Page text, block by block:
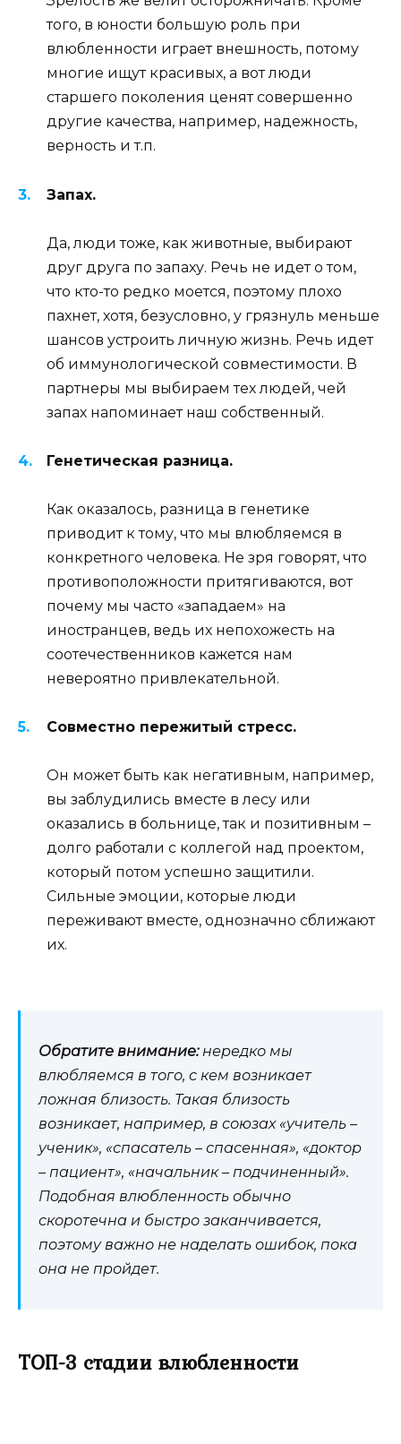
того, в юности большую роль при
влюбленности играет внешность, потому
многие ищут красивых, а вот люди
старшего поколения ценят совершенно
другие качества, например, надежность,
верность и т.п.
Запах.
Да, люди тоже, как животные, выбирают
друг друга по запаху. Речь не идет о том,
что кто-то редко моется, поэтому плохо
пахнет, хотя, безусловно, у грязнуль меньше
шансов устроить личную жизнь. Речь идет
об иммунологической совместимости. В
партнеры мы выбираем тех людей, чей
запах напоминает наш собственный.
Генетическая разница.
Как оказалось, разница в генетике
приводит к тому, что мы влюбляемся в
конкретного человека. Не зря говорят, что
противоположности притягиваются, вот
почему мы часто «западаем» на
иностранцев, ведь их непохожесть на
соотечественников кажется нам
невероятно привлекательной.
Совместно пережитый стресс.
Он может быть как негативным, например,
вы заблудились вместе в лесу или
оказались в больнице, так и позитивным –
долго работали с коллегой над проектом,
который потом успешно защитили.
Сильные эмоции, которые люди
переживают вместе, однозначно сближают
их.
Обратите внимание:нередко мы
влюбляемся в того, с кем возникает
ложная близость. Такая близость
возникает, например, в союзах «учитель –
ученик», «спасатель – спасенная», «доктор
– пациент», «начальник – подчиненный».
Подобная влюбленность обычно
скоротечна и быстро заканчивается,
поэтому важно не наделать ошибок, пока
она не пройдет.
ТОП-3 стадии влюбленности